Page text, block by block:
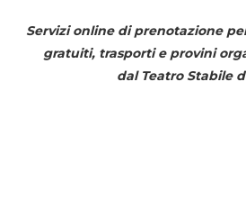
Servizi online di prenotazione
gratuiti, trasporti e provini
dal Teatro Stabile